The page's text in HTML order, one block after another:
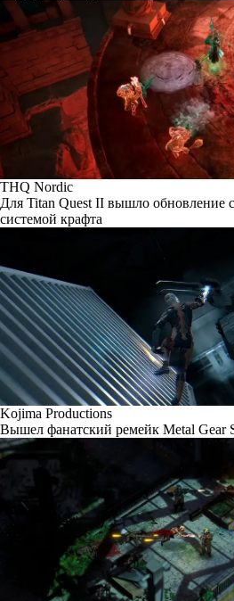
THQ Nordic
Для Titan Quest II вышло обновление
системой крафта
Kojima Productions
Вышел фанатский ремейк Metal Gear